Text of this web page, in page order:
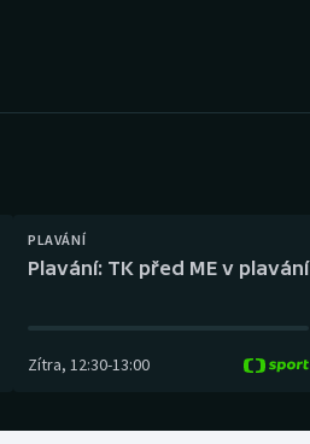
PLAVÁNÍ
Plavání: TK před ME v plavání
Zítra, 12:30-13:00